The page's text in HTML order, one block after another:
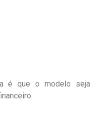
é que o modelo seja